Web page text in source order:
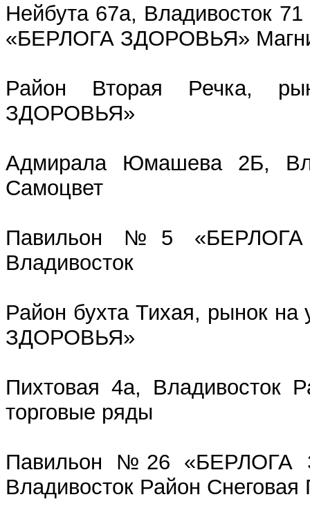
Нейбута 67а, Владивосток
«БЕРЛОГА ЗДОРОВЬЯ»
Район Вторая Речка,
ЗДОРОВЬЯ»
Адмирала Юмашева 2Б,
Самоцвет
Павильон №5 «БЕРЛОГА
Владивосток
Район бухта Тихая, рынок
ЗДОРОВЬЯ»
Пихтовая 4а, Владивосток
торговые ряды
Павильон №26 «БЕРЛОГА
Владивосток Район